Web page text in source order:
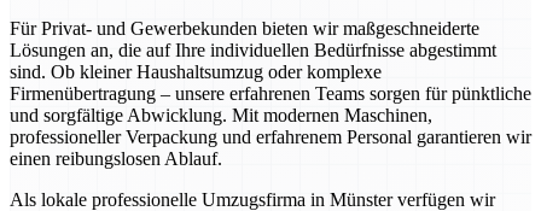
Für Privat- und Gewerbekunden bieten wir maßgeschneiderte
Lösungen an, die auf Ihre individuellen Bedürfnisse abgestimmt
sind. Ob kleiner Haushaltsumzug oder komplexe
Firmenübertragung – unsere erfahrenen Teams sorgen für pünktliche
und sorgfältige Abwicklung. Mit modernen Maschinen,
professioneller Verpackung und erfahrenem Personal garantieren wir
einen reibungslosen Ablauf.
Als lokale professionelle Umzugsfirma in Münster verfügen wir